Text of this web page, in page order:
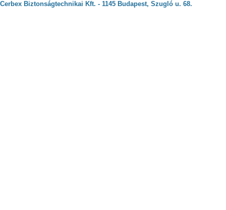
Cerbex Biztonságtechnikai Kft. - 1145 Budapest, Szugló u. 68.